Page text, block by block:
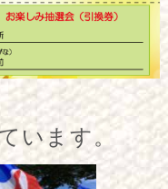
います。